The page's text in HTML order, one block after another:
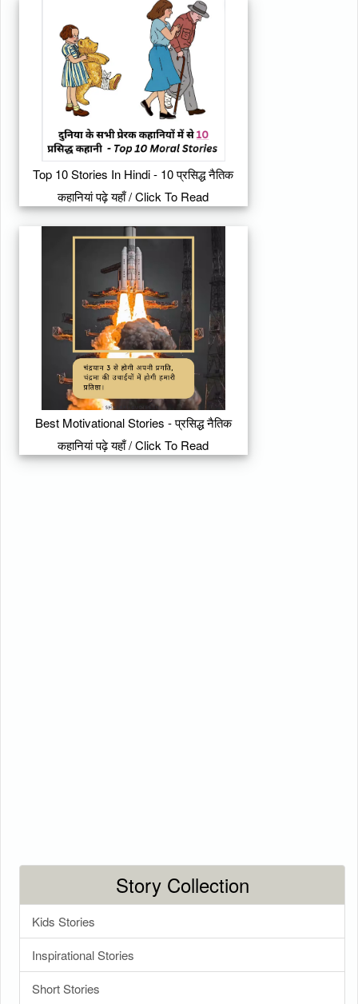
Top 10 Stories In Hindi - 10 प्रसिद्ध नैतिक
कहानियां पढ़े यहाँ / Click To Read
Best Motivational Stories - प्रसिद्ध नैतिक
कहानियां पढ़े यहाँ / Click To Read
Story Collection
Kids Stories
Inspirational Stories
Short Stories